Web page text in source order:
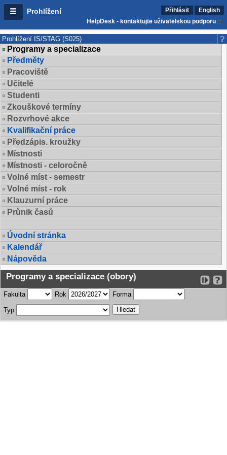
Prohlížení Přihlásit
English
HelpDesk - kontaktujte uživatelskou podporu
Prohlížení IS/STAG (S025)
Programy a specializace
Předměty
Pracoviště
Učitelé
Studenti
Zkouškové termíny
Rozvrhové akce
Kvalifikační práce
Předzápis. kroužky
Místnosti
Místnosti - celoročně
Volné míst - semestr
Volné míst - rok
Klauzurní práce
Průnik časů
Úvodní stránka
Kalendář
Nápověda
Programy a specializace (obory)
Fakulta Rok Forma
Typ